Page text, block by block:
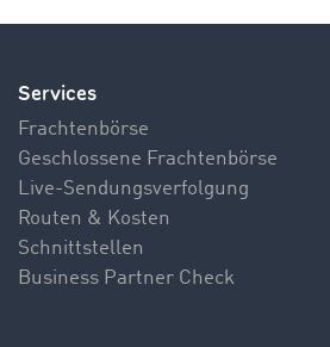
Services
Frachtenbörse
Geschlossene Frachtenbörse
Live-Sendungsverfolgung
Routen & Kosten
Schnittstellen
Business Partner Check